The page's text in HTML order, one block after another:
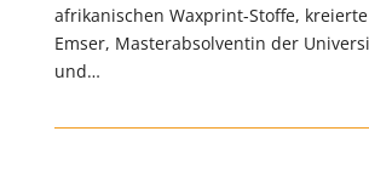
afrikanischen Waxprint-Stoffe,
Emser, Masterabsolventin der
und…